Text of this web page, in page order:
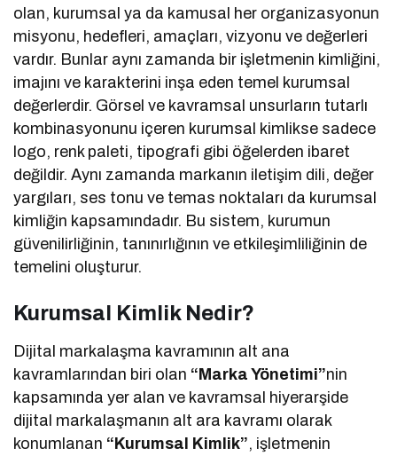
olan, kurumsal ya da kamusal her organizasyonun
misyonu, hedefleri, amaçları, vizyonu ve değerleri
vardır. Bunlar aynı zamanda bir işletmenin kimliğini,
imajını ve karakterini inşa eden temel kurumsal
değerlerdir. Görsel ve kavramsal unsurların tutarlı
kombinasyonunu içeren kurumsal kimlikse sadece
logo, renk paleti, tipografi gibi öğelerden ibaret
değildir. Aynı zamanda markanın iletişim dili, değer
yargıları, ses tonu ve temas noktaları da kurumsal
kimliğin kapsamındadır. Bu sistem, kurumun
güvenilirliğinin, tanınırlığının ve etkileşimliliğinin de
temelini oluşturur.
Kurumsal Kimlik Nedir?
Dijital markalaşma kavramının alt ana
kavramlarından biri olan “Marka Yönetimi”nin
kapsamında yer alan ve kavramsal hiyerarşide
dijital markalaşmanın alt ara kavramı olarak
konumlanan “Kurumsal Kimlik”, işletmenin